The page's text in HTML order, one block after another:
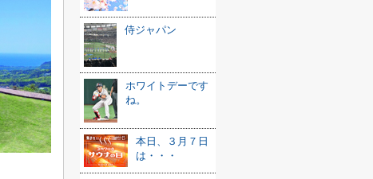
侍ジャパン
ホワイトデーです
ね。
本日、３月７日
は・・・